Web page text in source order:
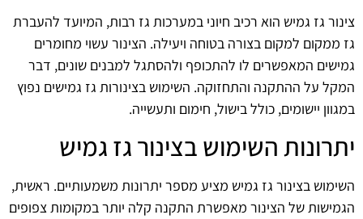
צינור גז גמיש הוא רכיב חיוני במערכות גז רבות, המיועד להעברת
גז ממקום למקום בצורה בטוחה ויעילה. הצינור עשוי מחומרים
גמישים המאפשרים לו להתכופף ולהסתגל למבנים שונים, דבר
המקל על ההתקנה והתחזוקה. השימוש בצינורות גז גמישים נפוץ
במגוון יישומים, כולל בישול, חימום ותעשייה.
יתרונות השימוש בצינור גז גמיש
השימוש בצינור גז גמיש מציע מספר יתרונות משמעותיים. ראשית,
הגמישות של הצינור מאפשרת התקנה קלה יותר במקומות צפופים